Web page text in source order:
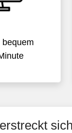
bequem